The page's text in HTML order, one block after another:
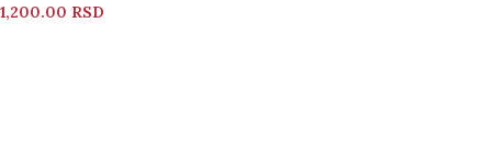
1,200.00 RSD